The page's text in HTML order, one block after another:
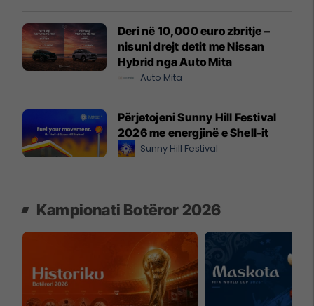
Deri në 10,000 euro zbritje –
nisuni drejt detit me Nissan
Hybrid nga Auto Mita
Auto Mita
Përjetojeni Sunny Hill Festival
2026 me energjinë e Shell-it
Sunny Hill Festival
Kampionati Botëror 2026